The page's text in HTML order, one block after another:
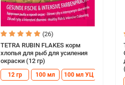
(26)
TETRA RUBIN FLAKES корм
хлопья для рыб для усиления
окраски (12 гр)
12 гр 100 мл 100 мл УЦ